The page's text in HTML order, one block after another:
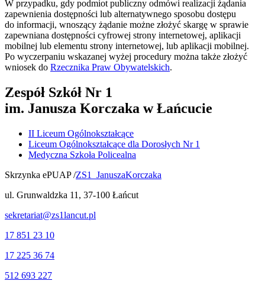
W przypadku, gdy podmiot publiczny odmówi realizacji żądania
zapewnienia dostępności lub alternatywnego sposobu dostępu
do informacji, wnoszący żądanie możne złożyć skargę w sprawie
zapewniana dostępności cyfrowej strony internetowej, aplikacji
mobilnej lub elementu strony internetowej, lub aplikacji mobilnej.
Po wyczerpaniu wskazanej wyżej procedury można także złożyć
wniosek do Rzecznika Praw Obywatelskich.
Zespół Szkół Nr 1
im. Janusza Korczaka w Łańcucie
II Liceum Ogólnokształcące
Liceum Ogólnokształcące dla Dorosłych Nr 1
Medyczna Szkoła Policealna
Skrzynka ePUAP /ZS1_JanuszaKorczaka
ul. Grunwaldzka 11, 37-100 Łańcut
sekretariat@zs1lancut.pl
17 851 23 10
17 225 36 74
512 693 227